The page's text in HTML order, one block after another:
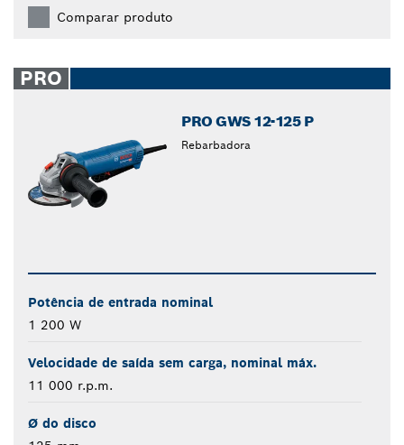
Comparar produto
PRO
PRO GWS 12-125 P
Rebarbadora
Potência de entrada nominal
1 200 W
Velocidade de saída sem carga, nominal máx.
11 000 r.p.m.
Ø do disco